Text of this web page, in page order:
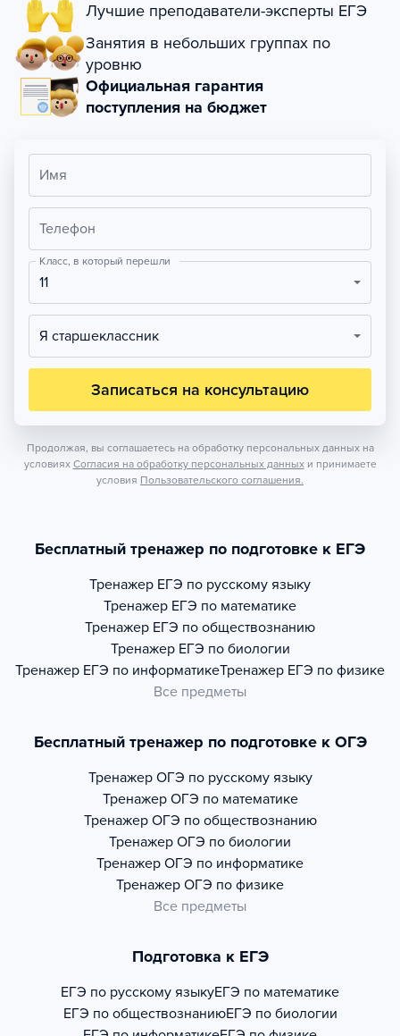
Лучшие преподаватели-эксперты ЕГЭ
Занятия в небольших группах по
уровню
Официальная гарантия
поступления на бюджет
Имя
Телефон
Класс, в который перешли
11
Я старшеклассник
Записаться на консультацию
Продолжая, вы соглашаетесь на обработку персональных данных на
условиях Согласия на обработку персональных данных и принимаете
условия Пользовательского соглашения.
Бесплатный тренажер по подготовке к ЕГЭ
Тренажер ЕГЭ по русскому языку
Тренажер ЕГЭ по математике
Тренажер ЕГЭ по обществознанию
Тренажер ЕГЭ по биологии
Тренажер ЕГЭ по информатикеТренажер ЕГЭ по физике
Все предметы
Бесплатный тренажер по подготовке к ОГЭ
Тренажер ОГЭ по русскому языку
Тренажер ОГЭ по математике
Тренажер ОГЭ по обществознанию
Тренажер ОГЭ по биологии
Тренажер ОГЭ по информатике
Тренажер ОГЭ по физике
Все предметы
Подготовка к ЕГЭ
ЕГЭ по русскому языкуЕГЭ по математике
ЕГЭ по обществознаниюЕГЭ по биологии